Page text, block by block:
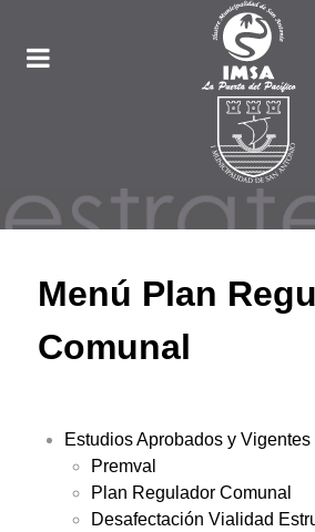
Menú Plan
Comunal
Estudios Aprobados y Vigentes
Premval
Plan Regulador Comunal
Desafectación Vialidad